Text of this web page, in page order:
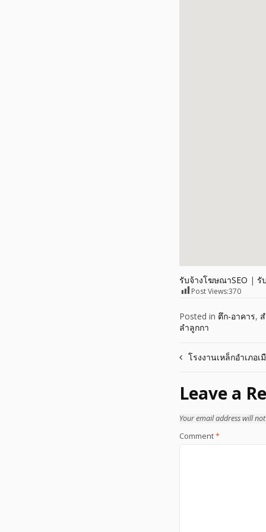
รับจ้างโฆษณาSEO | รั
Post Views:370
Posted in ตึก-อาคาร,
ลำลูกกา
Post
โรงงานเหล็กอำเภอเ
Leave a
Your email address will
Comment*